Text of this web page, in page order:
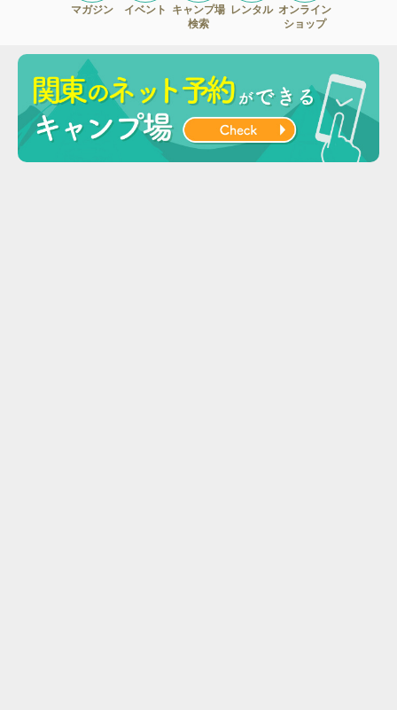
マガジン イベント
キャンプ場
検索
レンタル オンライン
ショップ